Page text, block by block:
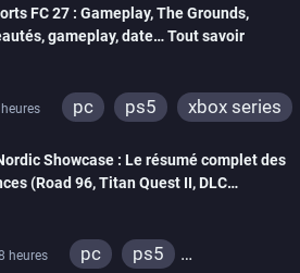
FC 27 : Gameplay, The Grounds,
gameplay, date… Tout savoir
heures pc ps5
xbox series
Showcase : Le résumé complet des
(Road 96, Titan Quest II, DLC
heures pc
ps5